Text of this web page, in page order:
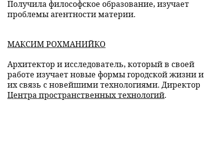
Получила философское образование, изучает
проблемы агентности материи.
МАКСИМ РОХМАНИЙКО
Архитектор и исследователь, который в своей
работе изучает новые формы городской жизни и
их связь с новейшими технологиями. Директор
Центра пространственных технологий.